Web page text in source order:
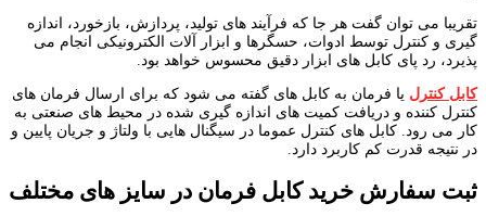
تقریبا می توان گفت هر جا که فرآیند های تولید، پردازش، بازخورد، اندازه
گیری و کنترل توسط ادوات، حسگرها و ابزار آلات الکترونیکی انجام می
پذیرد، رد پای کابل های ابزار دقیق محسوس خواهد بود.
کابل کنترل یا فرمان به کابل های گفته می شود که برای ارسال فرمان های
کنترل کننده و دریافت کمیت های اندازه گیری شده در محیط های صنعتی به
کار می رود. کابل های کنترل عموما در سیگنال هایی با ولتاژ و جریان پایین و
در نتیجه قدرت کم کاربرد دارد.
ثبت سفارش خرید کابل فرمان در سایز های مختلف